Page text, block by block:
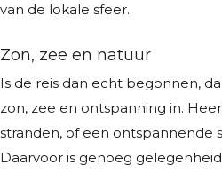
van de lokale sfeer.
Zon, zee en natuur
Is de reis dan echt begonnen,
zon, zee en ontspanning in.
stranden, of een ontspannende
Daarvoor is genoeg